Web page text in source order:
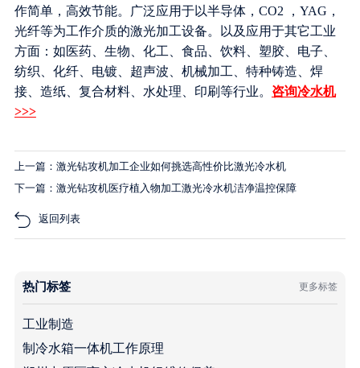
作简单，高效节能。广泛应用于以半导体，CO2 ，YAG，
光纤等为工作介质的激光加工设备。以及应用于其它工业
方面：如医药、生物、化工、食品、饮料、塑胶、电子、
纺织、化纤、电镀、超声波、机械加工、特种铸造、焊
接、造纸、复合材料、水处理、印刷等行业。 咨询冷水机
>>>
上一篇：激光钻攻机加工企业如何挑选高性价比激光冷水机
下一篇：激光钻攻机医疗植入物加工激光冷水机洁净温控保障
返回列表
热门标签 更多标签
工业制造
制冷水箱一体机工作原理